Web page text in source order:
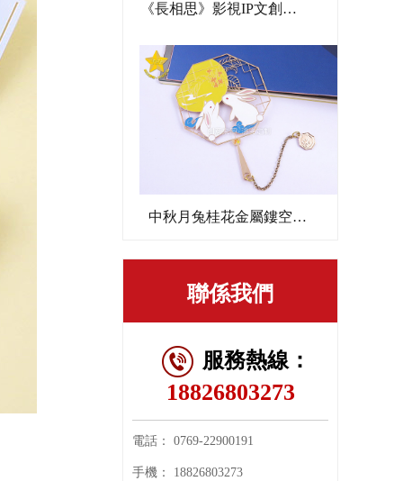
《長相思》影視IP文創亞克力流沙麻將
中秋月兔桂花金屬鏤空書簽文創禮品
聯係我們
服務熱線：
18826803273
電話： 0769-22900191
手機： 18826803273